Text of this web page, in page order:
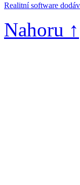
Realitní software
Nahoru ↑